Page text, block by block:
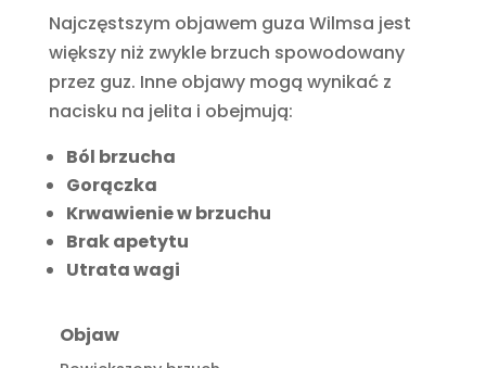
Najczęstszym objawem guza Wilmsa jest
większy niż zwykle brzuch spowodowany
przez guz. Inne objawy mogą wynikać z
nacisku na jelita i obejmują:
Ból brzucha
Gorączka
Krwawienie w brzuchu
Brak apetytu
Utrata wagi
Objaw